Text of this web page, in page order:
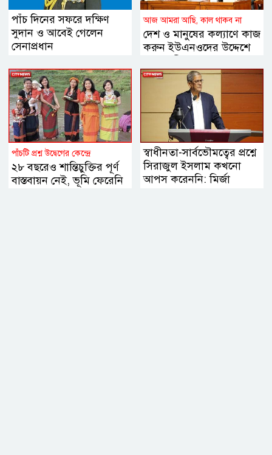
পাঁচ দিনের সফরে দক্ষিণ
সুদান ও আবেই গেলেন
সেনাপ্রধান
আজ আমরা আছি, কাল থাকব না
দেশ ও মানুষের কল্যাণে কাজ
করুন ইউএনওদের উদ্দেশে
পাঁচটি প্রশ্ন উদ্বেগের কেন্দ্রে
২৮ বছরেও শান্তিচুক্তির পূর্ণ
বাস্তবায়ন নেই, ভূমি ফেরেনি
স্বাধীনতা-সার্বভৌমত্বের প্রশ্নে
সিরাজুল ইসলাম কখনো
আপস করেননি: মির্জা